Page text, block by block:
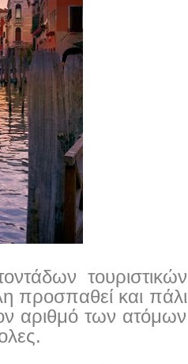
τουριστικών
προσπαθεί και πάλι
αριθμό των ατόμων